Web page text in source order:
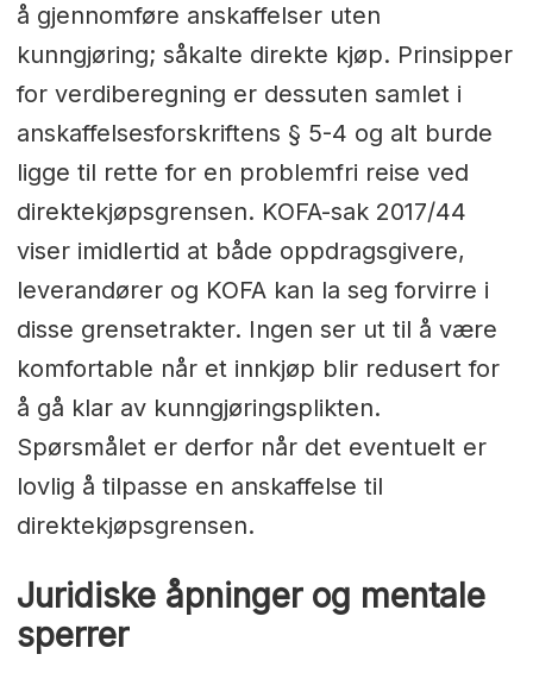
å gjennomføre anskaffelser uten
kunngjøring; såkalte direkte kjøp. Prinsipper
for verdiberegning er dessuten samlet i
anskaffelsesforskriftens § 5-4 og alt burde
ligge til rette for en problemfri reise ved
direktekjøpsgrensen. KOFA-sak 2017/44
viser imidlertid at både oppdragsgivere,
leverandører og KOFA kan la seg forvirre i
disse grensetrakter. Ingen ser ut til å være
komfortable når et innkjøp blir redusert for
å gå klar av kunngjøringsplikten.
Spørsmålet er derfor når det eventuelt er
lovlig å tilpasse en anskaffelse til
direktekjøpsgrensen.
Juridiske åpninger og mentale
sperrer